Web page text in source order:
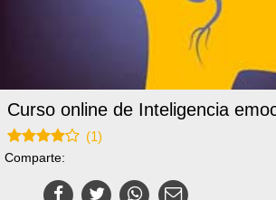
Curso online de Inteligencia
(1)
Comparte: